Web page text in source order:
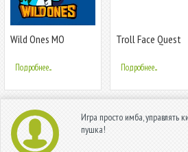
Wild Ones MO
Подробнее...
Troll Face Quest
Подробнее...
Игра просто имба, управлять
пушка!